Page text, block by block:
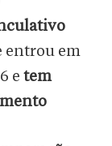
entrou em
e tem